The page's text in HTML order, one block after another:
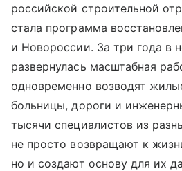
российской строительной
стала программа
и Новороссии. За три года в
развернулась масштабная
одновременно возводят
больницы, дороги и
тысячи специалистов из
не просто возвращают к
но и создают основу для их